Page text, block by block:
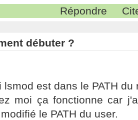
Répondre
débuter ?
lsmod est dans le PATH du
moi ça fonctionne car
le PATH du user.